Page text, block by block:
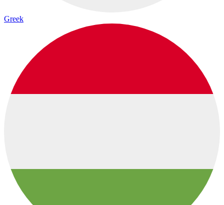
Greek